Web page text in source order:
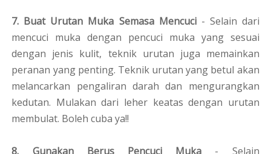
7. Buat Urutan Muka Semasa Mencuci - Selain dari
mencuci muka dengan pencuci muka yang sesuai
dengan jenis kulit, teknik urutan juga memainkan
peranan yang penting. Teknik urutan yang betul akan
melancarkan pengaliran darah dan mengurangkan
kedutan. Mulakan dari leher keatas dengan urutan
membulat. Boleh cuba ya!!
8. Gunakan Berus Pencuci Muka - Selain